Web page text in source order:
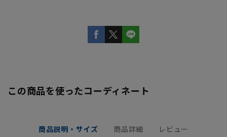
この商品を使ったコーディネート
商品説明・サイズ 商品詳細 レビュー